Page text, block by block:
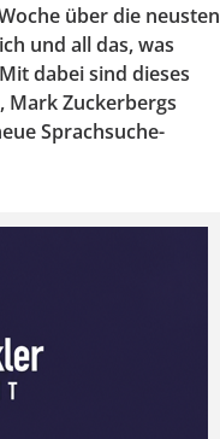
über die neusten
und all das, was
dabei sind dieses
Mark Zuckerbergs
Sprachsuche-